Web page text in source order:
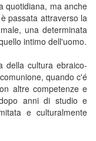
quotidiana, ma anche
passata attraverso la
una determinata
intimo dell'uomo.
della cultura ebraico-
quando c'é
altre competenze e
anni di studio e
e culturalmente